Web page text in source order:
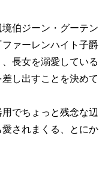
伯ジーン・グーテン
ァーレンハイト子爵
長女を溺愛している
し出すことを決めて
でちょっと残念な辺
されまくる、とにか